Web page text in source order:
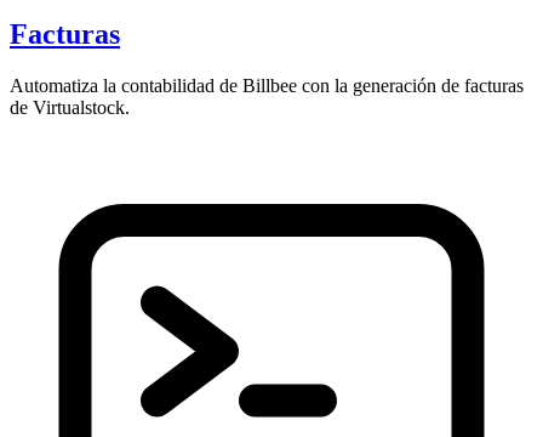
Facturas
Automatiza la contabilidad de Billbee con la generación de facturas
de Virtualstock.